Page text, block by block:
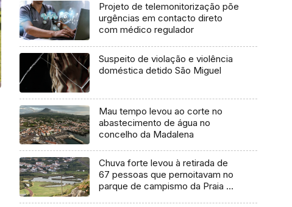
Projeto de telemonitorização põe
urgências em contacto direto
com médico regulador
Suspeito de violação e violência
doméstica detido São Miguel
Mau tempo levou ao corte no
abastecimento de água no
concelho da Madalena
Chuva forte levou à retirada de
67 pessoas que pernoitavam no
parque de campismo da Praia da